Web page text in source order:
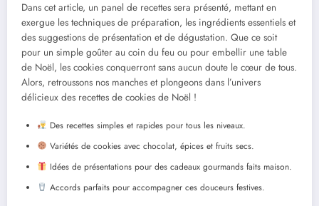
Dans cet article, un panel de recettes sera présenté, mettant en
exergue les techniques de préparation, les ingrédients essentiels et
des suggestions de présentation et de dégustation. Que ce soit
pour un simple goûter au coin du feu ou pour embellir une table
de Noël, les cookies conquerront sans aucun doute le cœur de tous.
Alors, retroussons nos manches et plongeons dans l’univers
délicieux des recettes de cookies de Noël !
Des recettes simples et rapides pour tous les niveaux.
Variétés de cookies avec chocolat, épices et fruits secs.
Idées de présentations pour des cadeaux gourmands faits maison.
Accords parfaits pour accompagner ces douceurs festives.